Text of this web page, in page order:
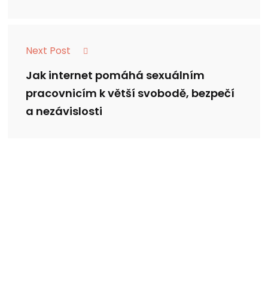
Next Post
Jak internet pomáhá sexuálním
pracovnicím k větší svobodě, bezpečí
a nezávislosti